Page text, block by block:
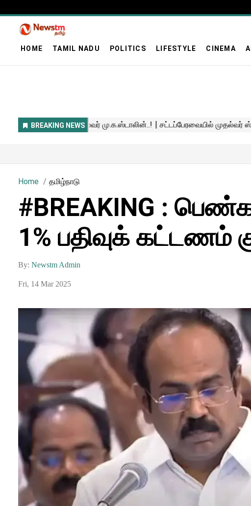
HOME TAMIL NADU POLITICS LIFESTYLE CINEMA
Home தமிழ்நாடு
#BREAKING :
1% பதிவுக் கட்டணம்
By: Newstm Admin
Fri, 14 Mar 2025